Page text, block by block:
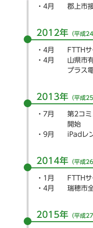
4月 郡上市
2012年 （平成24
4月
FTTH
4月
山県市
プラス
2013年 （平成25
7月
第2コミ
開始
9月
iPadレ
2014年 （平成26
1月
FTTH
4月
瑞穂市
2015年 （平成27